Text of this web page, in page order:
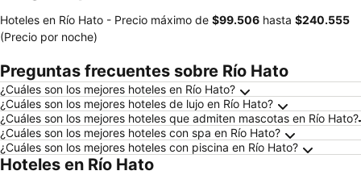
Hoteles en Río Hato - Precio máximo de ‎$99.506 hasta ‎$240.555
(Precio por noche)
Preguntas frecuentes sobre Río Hato
¿Cuáles son los mejores hoteles en Río Hato?
¿Cuáles son los mejores hoteles de lujo en Río Hato?
¿Cuáles son los mejores hoteles que admiten mascotas en Río Hato?
¿Cuáles son los mejores hoteles con spa en Río Hato?
¿Cuáles son los mejores hoteles con piscina en Río Hato?
Hoteles en Río Hato